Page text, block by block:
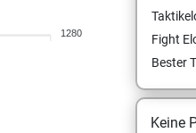
1280 Fight
Bester
Keine